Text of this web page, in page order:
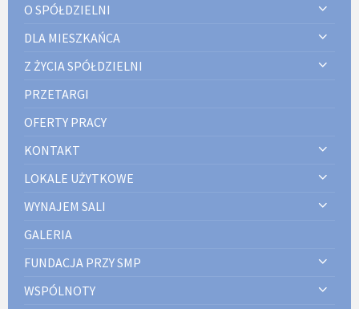
O SPÓŁDZIELNI
DLA MIESZKAŃCA
Z ŻYCIA SPÓŁDZIELNI
PRZETARGI
OFERTY PRACY
KONTAKT
LOKALE UŻYTKOWE
WYNAJEM SALI
GALERIA
FUNDACJA PRZY SMP
WSPÓLNOTY